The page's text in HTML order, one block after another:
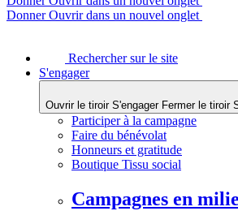
DonnerOuvrir dans un nouvel onglet
Rechercher sur le site
S'engager
Ouvrir le tiroir S'engager Fermer le tiroir
Participer à la campagne
Faire du bénévolat
Honneurs et gratitude
Boutique Tissu social
Campagnes en